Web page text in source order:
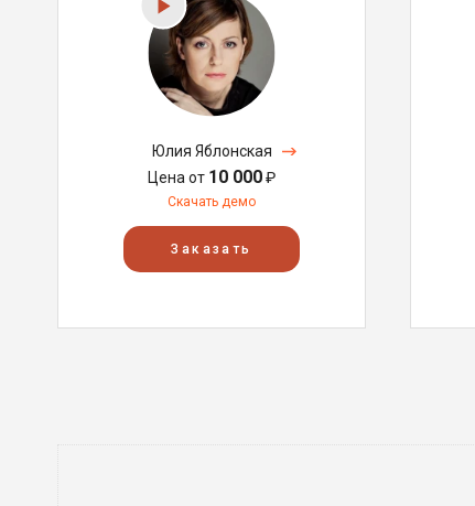
Юлия Яблонская
Цена от 10 000₽
Скачать демо
Заказать